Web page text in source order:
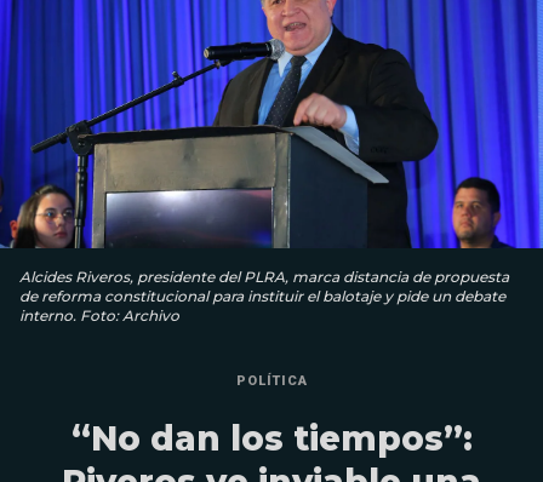
Alcides Riveros, presidente del PLRA, marca distancia de propuesta
de reforma constitucional para instituir el balotaje y pide un debate
interno. Foto: Archivo
POLÍTICA
“No dan los tiempos”: